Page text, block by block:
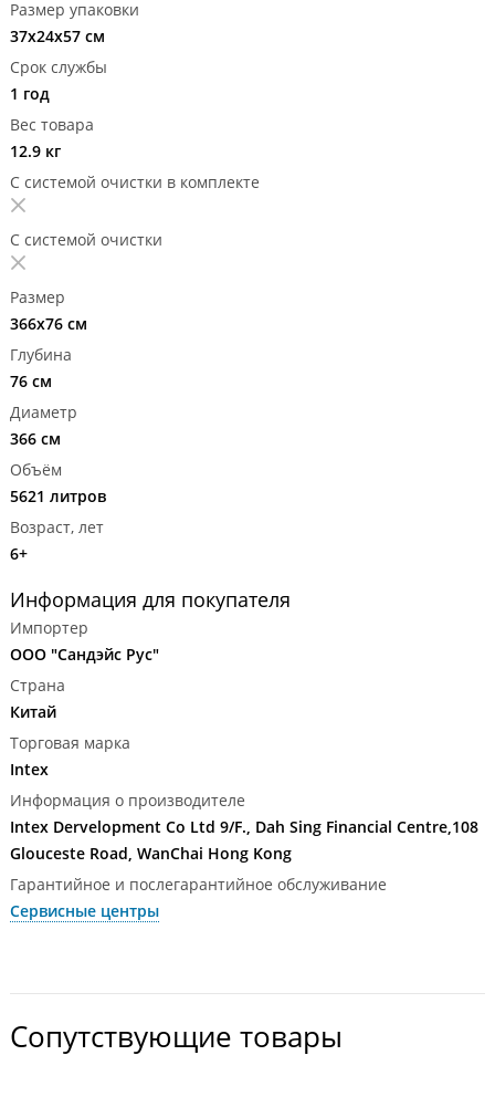
Размер упаковки
37x24x57 см
Срок службы
1 год
Вес товара
12.9 кг
С системой очистки в комплекте
С системой очистки
Размер
366х76 см
Глубина
76 см
Диаметр
366 см
Объём
5621 литров
Возраст, лет
6+
Информация для покупателя
Импортер
ООО "Сандэйс Рус"
Страна
Китай
Торговая марка
Intex
Информация о производителе
Intex Dervelopment Co Ltd 9/F., Dah Sing Financial Centre,108
Glouceste Road, WanChai Hong Kong
Гарантийное и послегарантийное обслуживание
Сервисные центры
Сопутствующие товары